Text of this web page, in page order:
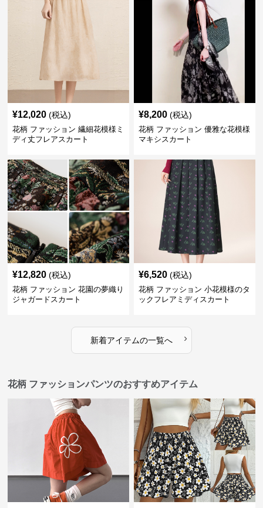
¥12,020 (税込)
花柄 ファッション 繊細花模様ミ
ディ丈フレアスカート
¥8,200 (税込)
花柄 ファッション 優雅な花模様
マキシスカート
¥12,820 (税込)
花柄 ファッション 花園の夢織り
ジャガードスカート
¥6,520 (税込)
花柄 ファッション 小花模様のタ
ックフレアミディスカート
新着アイテムの一覧へ ›
花柄 ファッションパンツのおすすめアイテム